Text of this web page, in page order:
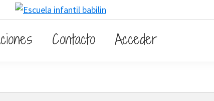
Contacto Acceder